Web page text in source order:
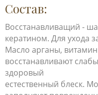
Состав:
Восстанавливащий -
кератином. Для ухода
Масло арганы,
восстанавливают
здоровый
естественный блеск.